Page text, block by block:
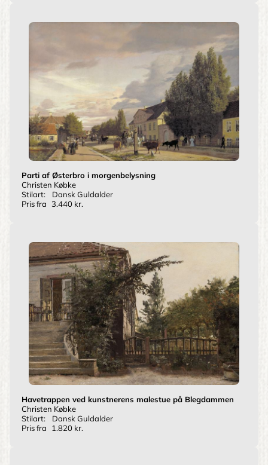
Parti af Østerbro i morgenbelysning
Christen Købke
Stilart:
Dansk Guldalder
Pris fra 3.440 kr.
Havetrappen ved kunstnerens malestue på Blegdammen
Christen Købke
Stilart:
Dansk Guldalder
Pris fra
1.820 kr.